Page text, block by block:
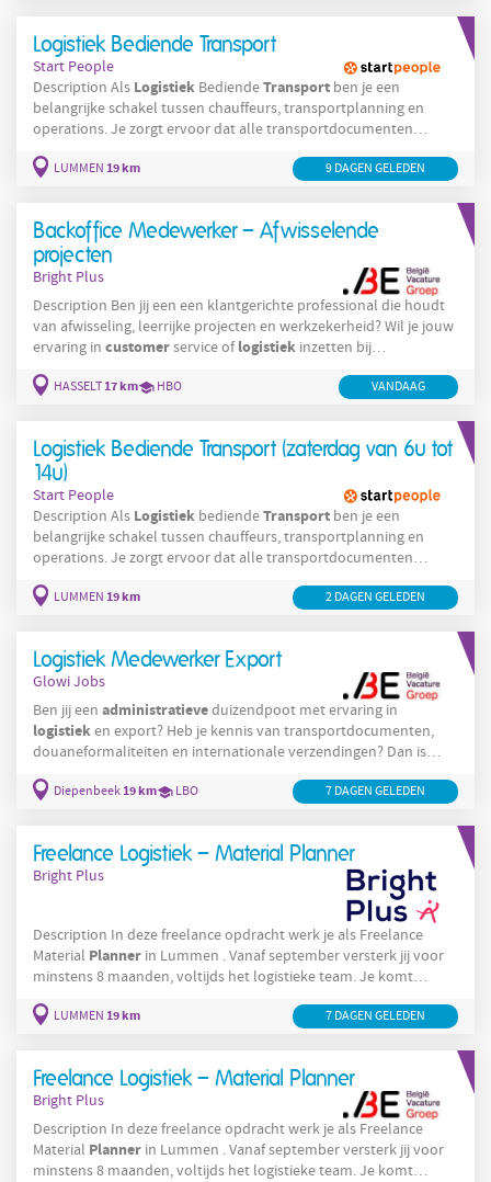
Logistiek Bediende Transport
Start People
Description Als Logistiek BediendeTransport ben je een
belangrijke schakel tussen chauffeurs, transportplanning en
operations. Je zorgt ervoor dat alle transportdocumenten
operationele vragen en uitdagingen. Dankzij jouw
Beheren van chauffeursdocumenten zoals
LUMMEN 19 km 9 DAGEN GELEDEN
Backoffice Medewerker – Afwisselende
projecten
Bright Plus
Description Ben jij een een klantgerichte professional die houdt
van afwisseling, leerrijke projecten en werkzekerheid? Wil je jouw
ervaring in customerservice oflogistiek inzetten bij
hebben wij dé job voor jou! Via Bright Plus Outsourcing Solutions
breiden. Wij
HASSELT17 km HBO VANDAAG
Logistiek Bediende Transport (zaterdag van 6u tot
14u)
Start People
Description Als Logistiek bediendeTransport ben je een
belangrijke schakel tussen chauffeurs, transportplanning en
operations. Je zorgt ervoor dat alle transportdocumenten
operationele vragen en uitdagingen. Dankzij jouw
Beheren van chauffeursdocumenten zoals
LUMMEN 19 km 2 DAGEN GELEDEN
Logistiek Medewerker Export
Glowi Jobs
Ben jij een administratieveduizendpoot met ervaring in
logistieken export? Heb je kennis van transportdocumenten,
douaneformaliteiten en internationale verzendingen? Dan is
uitdaging. Voor een internationaal productiebedrijf zijn we op
Diepenbeek19 km LBO 7 DAGEN GELEDEN
Freelance Logistiek – Material Planner
Bright Plus
Description In deze freelance opdracht werk je als Freelance
Material Planner in Lummen . Vanaf september versterk jij voor
minstens 8 maanden, voltijds het logistieke team. Je komt
Outsourcing Solutions betekent dat je alle vrijheid als Freelancer
LUMMEN 19 km 7 DAGEN GELEDEN
Freelance Logistiek – Material Planner
Bright Plus
Description In deze freelance opdracht werk je als Freelance
Material Planner in Lummen . Vanaf september versterk jij voor
minstens 8 maanden, voltijds het logistieke team. Je komt